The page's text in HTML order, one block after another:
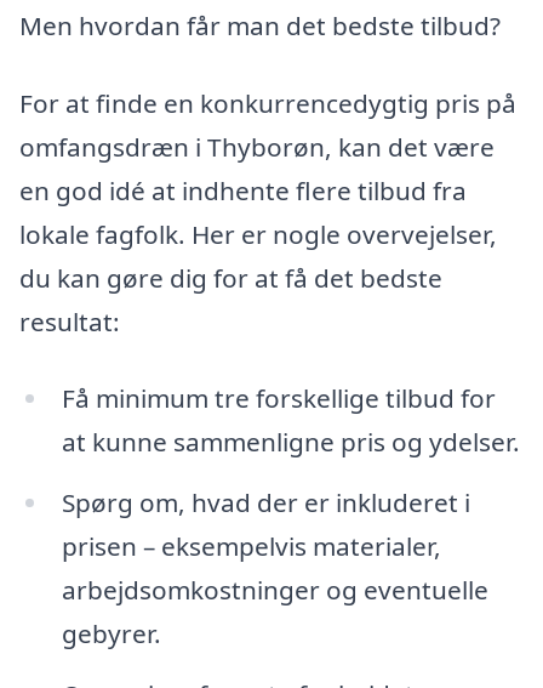
Men hvordan får man det bedste tilbud?
For at finde en konkurrencedygtig pris på
omfangsdræn i Thyborøn, kan det være
en god idé at indhente flere tilbud fra
lokale fagfolk. Her er nogle overvejelser,
du kan gøre dig for at få det bedste
resultat:
Få minimum tre forskellige tilbud for
at kunne sammenligne pris og ydelser.
Spørg om, hvad der er inkluderet i
prisen – eksempelvis materialer,
arbejdsomkostninger og eventuelle
gebyrer.